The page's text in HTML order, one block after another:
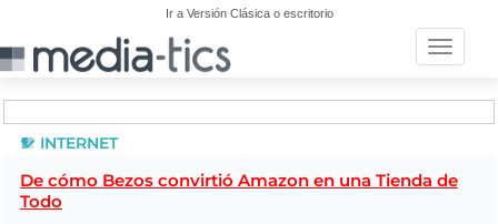
Ir a Versión Clásica o escritorio
Toggle
INTERNET
De cómo Bezos convirtió Amazon en una Tienda de
Todo